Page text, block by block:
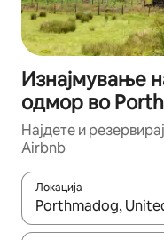
Изнајмување
одмор во
Најдете и
Airbnb
Локација
Кога резултатите